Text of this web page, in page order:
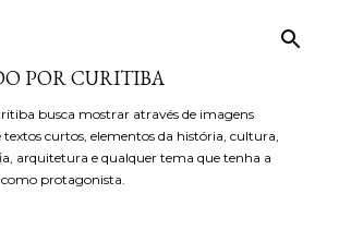
POR CURITIBA
busca mostrar através de imagens
textos curtos, elementos da história, cultura,
arquitetura e qualquer tema que tenha a
protagonista.